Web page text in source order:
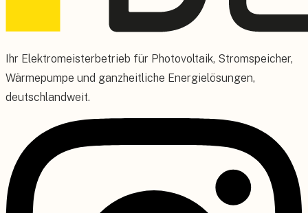
Ihr Elektromeisterbetrieb für Photovoltaik, Stromspeicher,
Wärmepumpe und ganzheitliche Energielösungen,
deutschlandweit.